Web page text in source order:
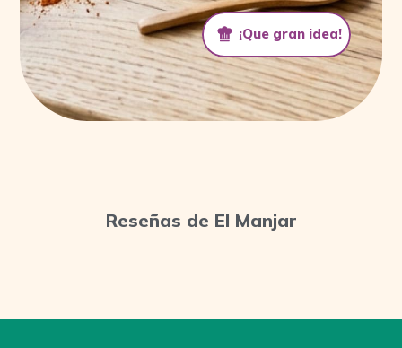
¡Que gran idea!
¡Que gran idea!
Reseñas de El Manjar